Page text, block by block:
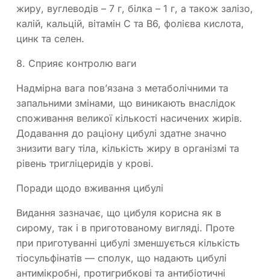
жиру, вуглеводів – 7 г, білка – 1 г, а також залізо,
калій, кальцій, вітамін С та В6, фолієва кислота,
цинк та селен.
8. Сприяє контролю ваги
Надмірна вага пов’язана з метаболічними та
запальними змінами, що виникають внаслідок
споживання великої кількості насичених жирів.
Додавання до раціону цибулі здатне значно
знизити вагу тіла, кількість жиру в організмі та
рівень тригліцеридів у крові.
Поради щодо вживання цибулі
Видання зазначає, що цибуля корисна як в
сирому, так і в приготованому вигляді. Проте
при приготуванні цибулі зменшується кількість
тіосульфінатів — сполук, що надають цибулі
антимікробні, протигрибкові та антибіотичні